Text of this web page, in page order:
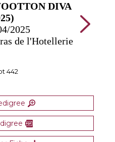
DIVA
2025
de l'Hotellerie